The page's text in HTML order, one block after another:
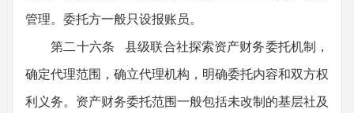
管理。委托方一般只设报账员。
第二十六条 县级联合社探索资产财务委托机制，
确定代理范围，确立代理机构，明确委托内容和双方权
利义务。资产财务委托范围一般包括未改制的基层社及